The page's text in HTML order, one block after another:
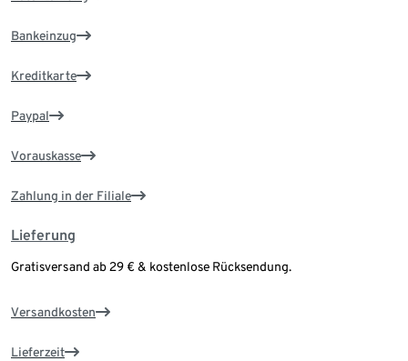
Bankeinzug
Kreditkarte
Paypal
Vorauskasse
Zahlung in der Filiale
Lieferung
Gratisversand ab 29 € & kostenlose Rücksendung.
Versandkosten
Lieferzeit